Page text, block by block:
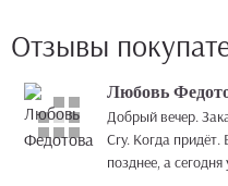
Отзывы
Любовь
Добрый вечер.
Cry. Когда придёт. Вы обещали, что придёт 27 самое
позднее, а